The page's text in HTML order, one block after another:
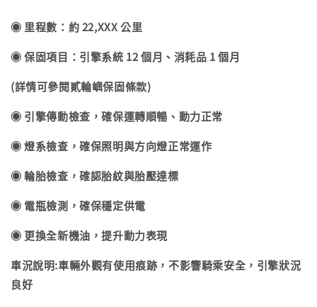
◉ 里程數：約 22,XXX 公里
◉ 保固項目：引擎系統 12 個月、消耗品 1 個月
(詳情可參閱貳輪嶼保固條款)
◉ 引擎傳動檢查，確保運轉順暢、動力正常
◉ 燈系檢查，確保照明與方向燈正常運作
◉ 輪胎檢查，確認胎紋與胎壓達標
◉ 電瓶檢測，確保穩定供電
◉ 更換全新機油，提升動力表現
車況說明:車輛外觀有使用痕跡，不影響騎乘安全，引擎狀況
良好